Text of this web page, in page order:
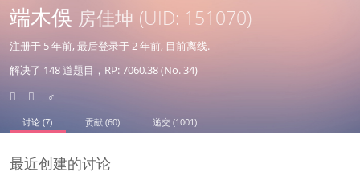
端木俁 房佳坤 (UID: 151070)
注册于 5 年前, 最后登录于2 年前, 目前离线.
解决了 148 道题目，RP: 7060.38 (No. 34)
♂
讨论 (7) 贡献 (60) 递交 (1001)
最近创建的讨论